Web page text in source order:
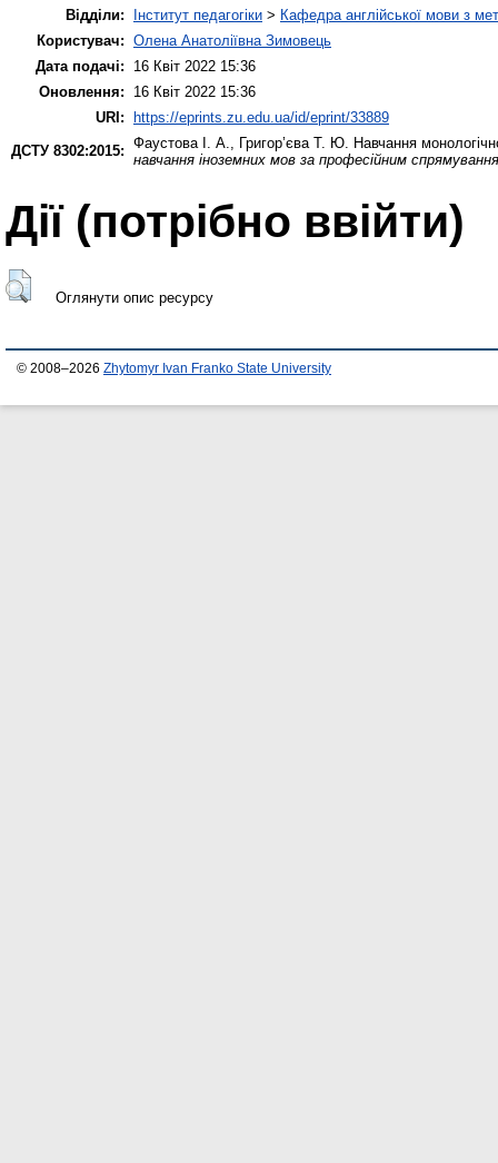
Відділи:
Інститут педагогіки > Кафедра англійської мови з
Користувач: Олена Анатоліївна Зимовець
Дата подачі:
16 Квіт 2022 15:36
Оновлення:
16 Квіт 2022 15:36
URI:
https://eprints.zu.edu.ua/id/eprint/33889
ДСТУ 8302:2015: Фаустова І. А., Григор’єва Т. Ю. Навчання
навчання іноземних мов за професійним
Дії ​​(потрібно ввійти)
Оглянути опис ресурсу
© 2008–2026 Zhytomyr Ivan Franko State University